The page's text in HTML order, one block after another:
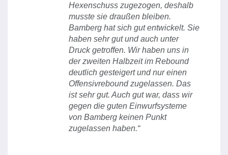
Hexenschuss zugezogen, deshalb
musste sie draußen bleiben.
Bamberg hat sich gut entwickelt. Sie
haben sehr gut und auch unter
Druck getroffen. Wir haben uns in
der zweiten Halbzeit im Rebound
deutlich gesteigert und nur einen
Offensivrebound zugelassen. Das
ist sehr gut. Auch gut war, dass wir
gegen die guten Einwurfsysteme
von Bamberg keinen Punkt
zugelassen haben.“